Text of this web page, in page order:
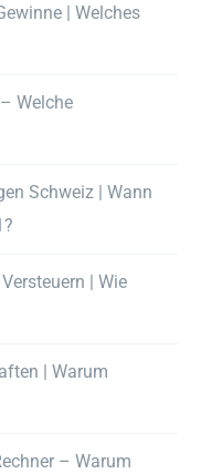
| Welches
Welche
Schweiz | Wann
| Wie
| Warum
– Warum